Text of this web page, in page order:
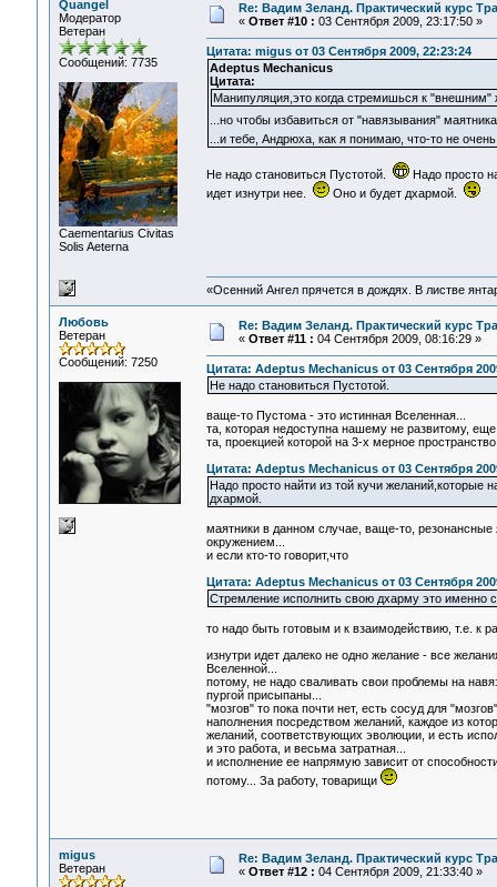
Quangel
Модератор
Ветеран
Сообщений: 7735
Сaementarius Civitas
Solis Aeterna
Re: Вадим Зеланд. Практический курс
« Ответ #10 : 03 Сентября 2009, 23:17:50 »
Цитата: migus от 03 Сентября 2009, 22:23:24
Adeptus Mechanicus
Цитата:
Манипуляция,это когда стремишься к
...но чтобы избавиться от "навязывания"
...и тебе, Андрюха, как я понимаю, что-то не
Не надо становиться Пустотой.
Надо просто
идет изнутри нее.
Оно и будет дхармой.
«Осенний Ангел прячется в дождях. В листве
Любовь
Ветеран
Сообщений: 7250
Re: Вадим Зеланд. Практический курс
« Ответ #11 : 04 Сентября 2009, 08:16:29 »
Цитата: Adeptus Mechanicus от 03 Сентября
Не надо становиться Пустотой.
ваще-то Пустома - это истинная Вселенная...
та, которая недоступна нашему не развитому, еще
та, проекцией которой на 3-х мерное
Цитата: Adeptus Mechanicus от 03 Сентября
Надо просто найти из той кучи
дхармой.
маятники в данном случае, ваще-то, резонансные
окружением...
и если кто-то говорит,что
Цитата: Adeptus Mechanicus от 03 Сентября
Стремление исполнить свою дхарму это именно
то надо быть готовым и к взаимодействию, т.е. к
изнутри идет далеко не одно желание - все
Вселенной...
потому, не надо сваливать свои проблемы на
пургой присыпаны...
"мозгов" то пока почти нет, есть сосуд для
наполнения посредством желаний, каждое из
желаний, соответствующих эволюции, и есть
и это работа, и весьма затратная...
и исполнение ее напрямую зависит от
потому... За работу, товарищи
migus
Ветеран
Re: Вадим Зеланд. Практический курс
« Ответ #12 : 04 Сентября 2009, 21:33:40 »